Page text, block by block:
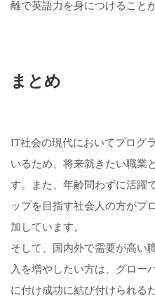
離で英語力を身につけること
まとめ
IT社会の現代においてプログ
いるため、将来就きたい職業
す。また、年齢問わずに活躍
ップを目指す社会人の方がプ
加しています。
そして、国内外で需要が高い
入を増やしたい方は、グロー
に付け成功に結び付けられる